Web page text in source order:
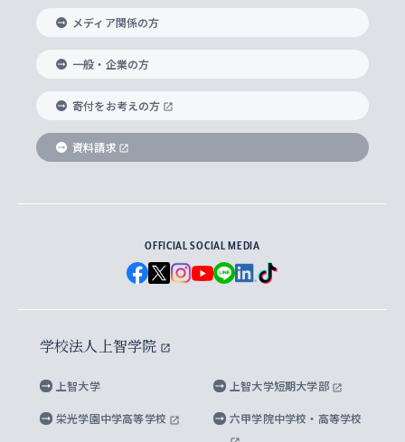
国際教養学部
理工学部
Futures） – 持続可能な未来を考える６学科連携
実践宗教学研究科
総合人間科学研究科
経済学研究科
グローバル・スタディーズ研究科
生涯学習
ヨーロッパ研究所
アジア文化研究所
アメリカ・カナダ研究所
メディア・ジャーナリズム研究所
水稀少社会研究センター
先進機械・構造材料イノベーションセンター
障がいのある学生への支援
就職（内定先）・進路統計
企業の採用ご担当者様へのご案内
ノンディグリー生
Sophia Short-term Program受講生
学費・奨学金
学部入学前に出願する奨学金
国による高等教育の修学支援新制度
大学院生対象の奨学金
海外留学する際の費用と奨学金
ソフィア・アーカイブズ
上智大学とカトリック
国連Weeks・アフリカWeeks
ダイバーシティ＆サステナビリティへの取り組み
学校法人上智学院について
数字で見る上智大学
上智大学のネットワーク
父母・保証人とのネットワーク
学外とのネットワーク
上智大学の出版物
上智大学大学案内・大学院案内
英文広報誌 SOPHIA magazine
上智大学のビジュアル・アイデンティティ
上智大学ビジュアル・アイデンティティ
上智大学校歌 ・上智大学学生歌
上智大学への取材・キャンパスでの撮影について
上智大学の公開情報
上智大学の教育研究活動等の情報公表
キャンパス案内
メディア関係の方
一般・企業の方
寄付をお考えの方
資料請求
OFFICIAL SOCIAL MEDIA
学校法人上智学院
上智大学 上智大学短期大学部
栄光学園中学高等学校 六甲学院中学校・高等学校